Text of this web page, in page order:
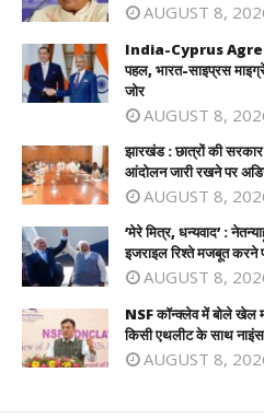
AUGUST 8,
India-Cyprus
पहल, भारत-साइप्रस
जोर
AUGUST 8,
झारखंड : छात्रों की
आंदोलन जारी रखने पर
AUGUST 8,
‘मेरे मित्र, धन्यवाद’ :
इजराइल रिश्ते मजबूत करने
AUGUST 8,
NSF कॉन्क्लेव में बोले खेल
किसी एथलीट के साथ
AUGUST 8,